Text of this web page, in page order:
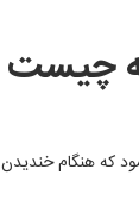
چیست
که هنگام